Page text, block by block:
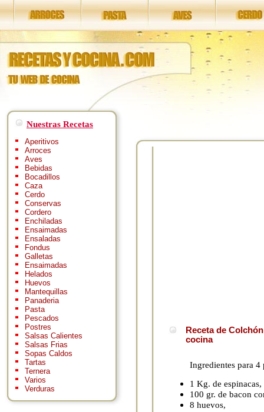
Nuestras Recetas
Aperitivos
Arroces
Aves
Bebidas
Bocadillos
Caza
Cerdo
Conservas
Cordero
Enchiladas
Ensaimadas
Ensaladas
Fondus
Galletas
Ensaimadas
Helados
Huevos
Mantequillas
Panaderia
Pasta
Pescados
Postres
Salsas Calientes
Salsas Frias
Sopas Caldos
Tartas
Ternera
Varios
Verduras
Receta de
cocina
Ingredientes para 4
1 Kg. de espinacas,
100 gr. de bacon
8 huevos,